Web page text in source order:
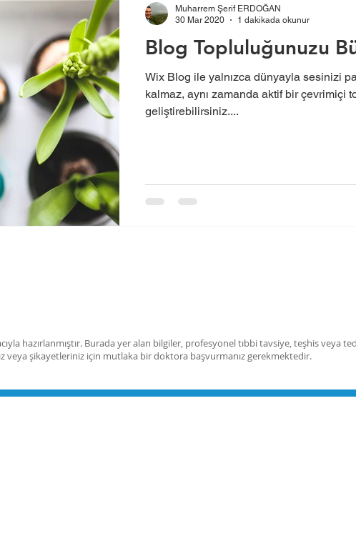
Blog Topluluğunuzu
Wix Blog ile yalnızca dünyayla sesinizi
kalmaz, aynı zamanda aktif bir çevrimiçi
geliştirebilirsiniz....
Muharrem Şerif ERDOĞAN
30 Mar 2020
1 dakikada okunur
hazırlanmıştır. Burada yer alan bilgiler, profesyonel tıbbi tavsiye, teşhis veya
veya şikayetleriniz için mutlaka bir doktora başvurmanız gerekmektedir.